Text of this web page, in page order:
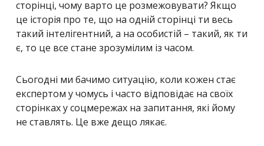
сторінці, чому варто це розмежовувати? Якщо
це історія про те, що на одній сторінці ти весь
такий інтелігентний, а на особистій – такий, як ти
є, то це все стане зрозумілим із часом.
Сьогодні ми бачимо ситуацію, коли кожен стає
експертом у чомусь і часто відповідає на своїх
сторінках у соцмережах на запитання, які йому
не ставлять. Це вже дещо лякає.